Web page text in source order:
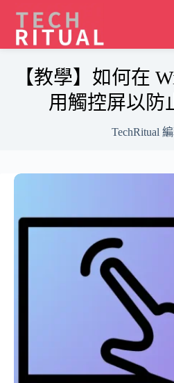
content
【教學】如何在
用觸控屏以防
TechRitual